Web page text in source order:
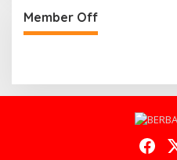
Member Off